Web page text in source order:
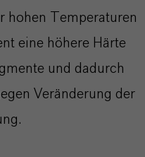
hohen Temperaturen
eine höhere Härte
und dadurch
Veränderung der